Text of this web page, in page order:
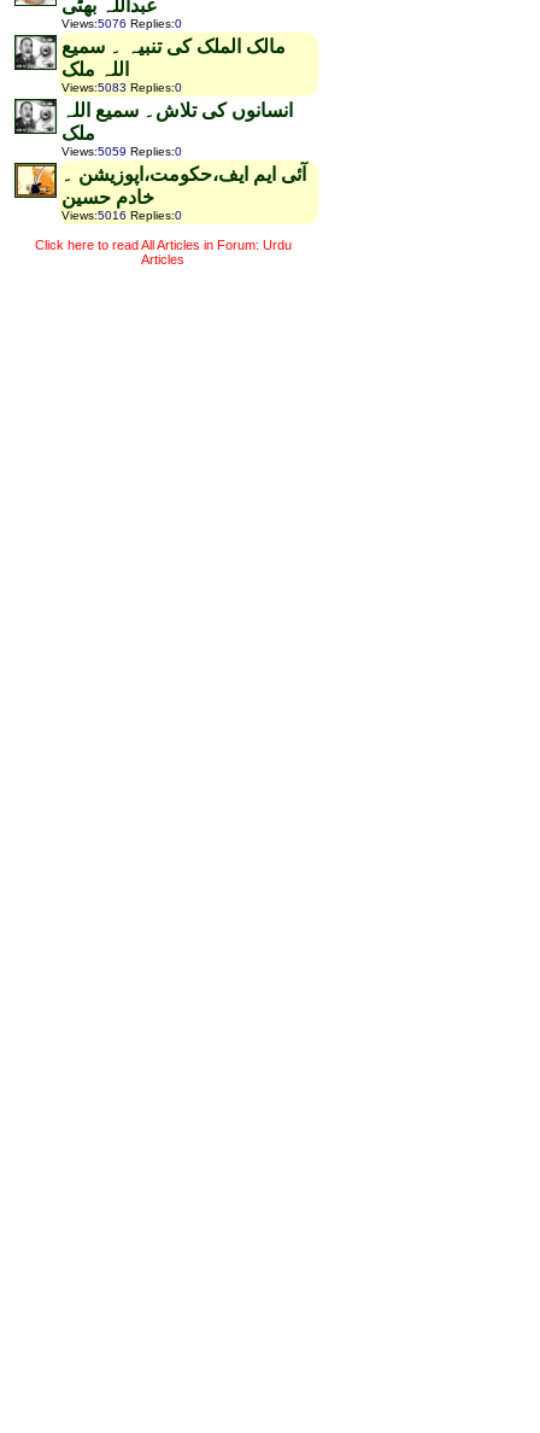
عبداللہ بھٹی
Views:5076 Replies:0
مالک الملک کی تنبیہ ۔ سمیع
اللہ ملک
Views:5083 Replies:0
انسانوں کی تلاش۔ سمیع اللہ
ملک
Views:5059 Replies:0
آئی ایم ایف،حکومت،اپوزیشن ۔
خادم حسین
Views:5016 Replies:0
Click here to read All Articles in Forum: Urdu
Articles